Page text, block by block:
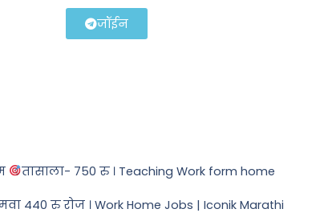
जॉईन
तासाला- 750 रु । Teaching Work form home
440 रु रोज । Work Home Jobs | Iconik Marathi